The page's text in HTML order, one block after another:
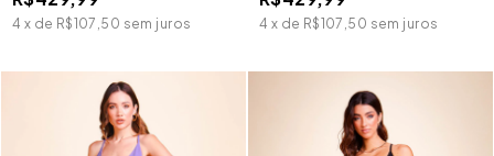
4 x de R$107,50 sem juros 4 x de R$107,50 sem juros